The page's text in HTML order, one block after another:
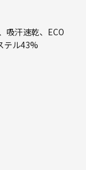
吸汗速乾、ECO
テル43%